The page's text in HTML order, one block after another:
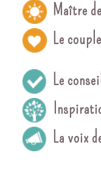
Maître
Le couple
Le
La voix